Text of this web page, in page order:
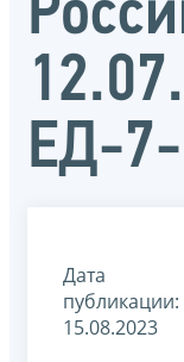
ЕД-7-
Дата
публикации:
15.08.2023